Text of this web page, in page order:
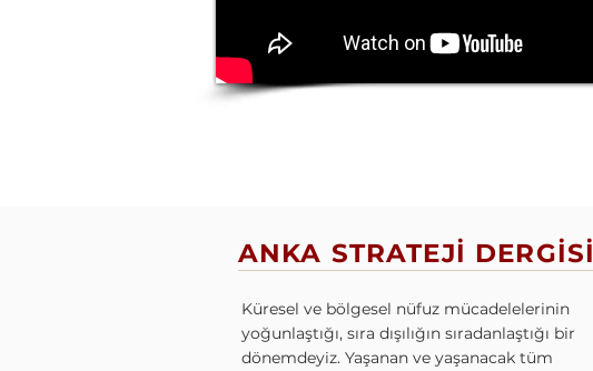
ANKA STRATEJİ DERGİSİ
Küresel ve bölgesel nüfuz mücadelelerinin
yoğunlaştığı, sıra dışılığın sıradanlaştığı bir
dönemdeyiz. Yaşanan ve yaşanacak tüm